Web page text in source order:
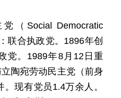
（Social Democratic
联合执政党。1896年创
党。1989年8月12日重
陶宛劳动民主党（前身
现有党员1.4万余人。